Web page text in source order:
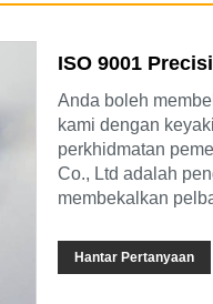
ISO 9001
Anda boleh
kami dengan
perkhidmatan
Co., Ltd adalah
membekalkan
Hantar Pertanyaan